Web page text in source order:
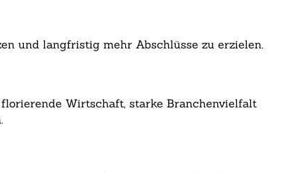
und langfristig mehr Abschlüsse zu erzielen.
Wirtschaft, starke Branchenvielfalt